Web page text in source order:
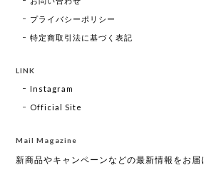
プライバシーポリシー
特定商取引法に基づく表記
LINK
Instagram
Official Site
Mail Magazine
新商品やキャンペーンなどの最新情報をお届